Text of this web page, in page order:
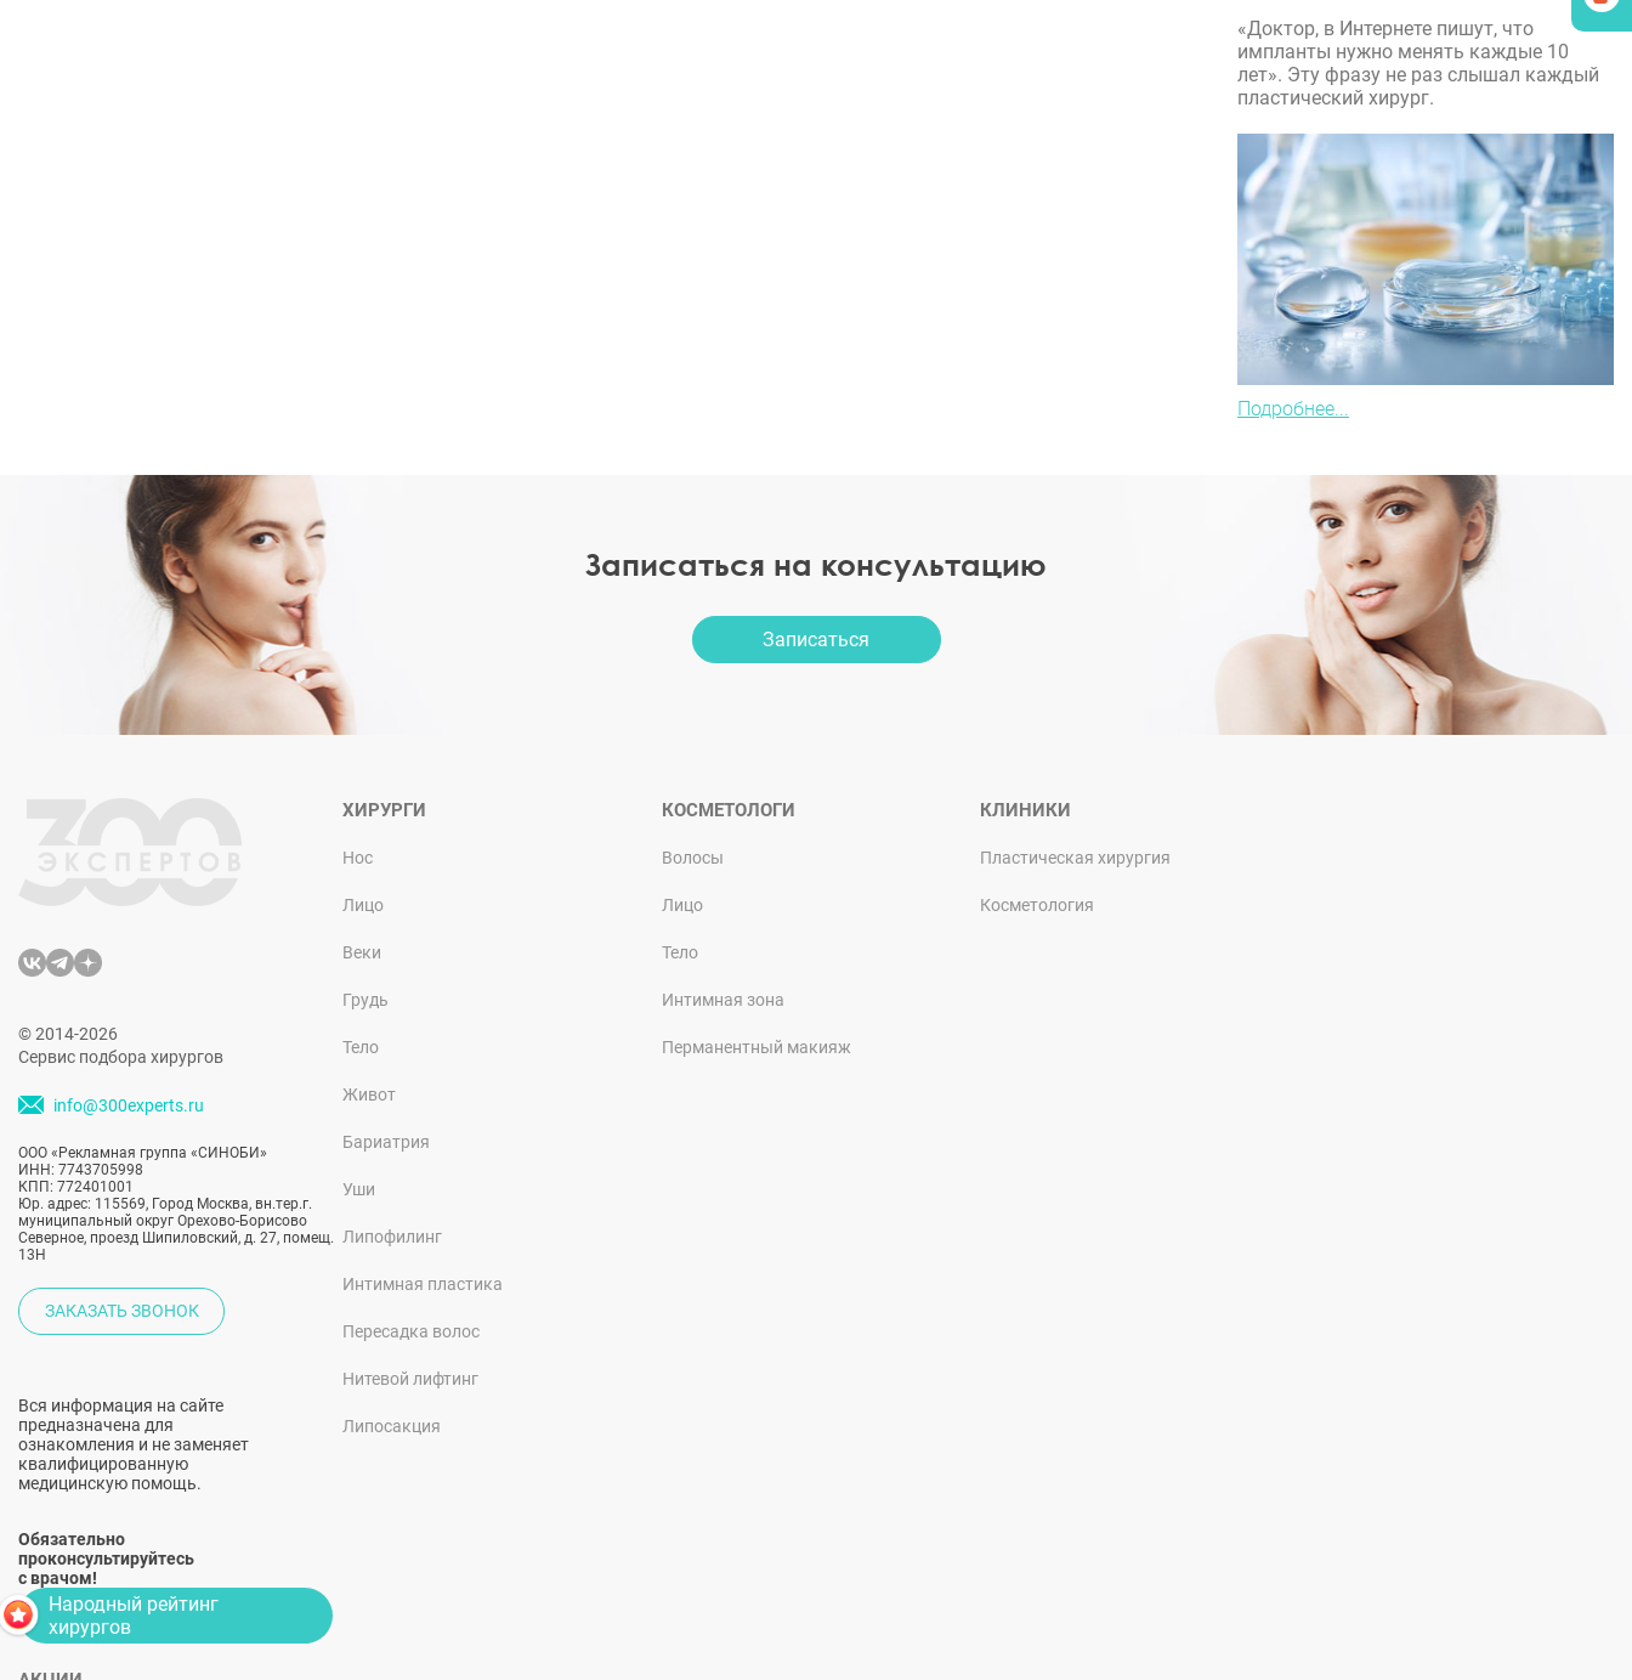
«Доктор, в Интернете пишут, что
импланты нужно менять каждые 10
лет». Эту фразу не раз слышал каждый
пластический хирург.
Подробнее...
Записаться на консультацию
Записаться
© 2014-2026
Сервис подбора хирургов
info@300experts.ru
ООО «Рекламная группа «СИНОБИ»
ИНН: 7743705998
КПП: 772401001
Юр. адрес: 115569, Город Москва, вн.тер.г.
муниципальный округ Орехово-Борисово
Северное, проезд Шипиловский, д. 27, помещ.
13Н
ЗАКАЗАТЬ ЗВОНОК
Вся информация на сайте
предназначена для
ознакомления и не заменяет
квалифицированную
медицинскую помощь.
Обязательно
проконсультируйтесь
с врачом!
ХИРУРГИ
Нос
Лицо
Веки
Грудь
Тело
Живот
Бариатрия
Уши
Липофилинг
Интимная пластика
Пересадка волос
Нитевой лифтинг
Липосакция
КОСМЕТОЛОГИ
Волосы
Лицо
Тело
Интимная зона
Перманентный макияж
КЛИНИКИ
Пластическая хирургия
Косметология
Народный рейтинг
хирургов